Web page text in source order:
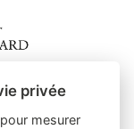
privée
mesurer